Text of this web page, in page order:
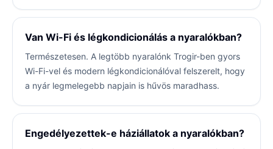
Van Wi-Fi és légkondicionálás a nyaralókban?
Természetesen. A legtöbb nyaralónk Trogir-ben gyors
Wi-Fi-vel és modern légkondicionálóval felszerelt, hogy
a nyár legmelegebb napjain is hűvös maradhass.
Engedélyezettek-e háziállatok a nyaralókban?